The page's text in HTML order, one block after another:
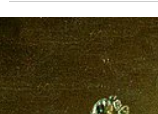
Julia Stina Skoglund på sitt kontor. Foto:
Kent Hägglund Julia Stina Skoglund är
doktorand vid Stockholms universitet -
och vid...